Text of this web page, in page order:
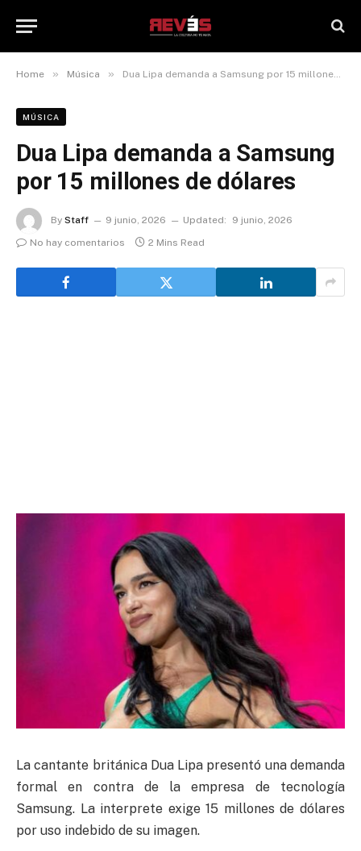
Home » Música » Dua Lipa demanda a Samsung por 15 millones de dólares
MÚSICA
Dua Lipa demanda a Samsung
por 15 millones de dólares
By Staff 9 junio, 2026 Updated:
9 junio, 2026
No hay comentarios
2 Mins Read
La cantante británica Dua Lipa presentó una demanda
formal en contra de la empresa de tecnología
Samsung. La interprete exige 15 millones de dólares
por uso indebido de su imagen.